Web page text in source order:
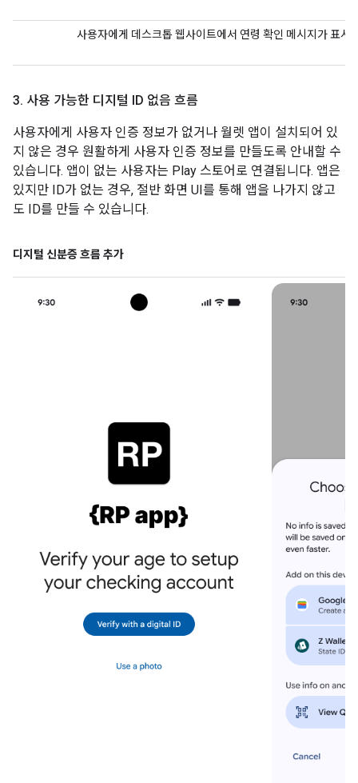
사용자에게 데스크톱 웹사이트에서 연령 확인 메시지가 표시
3. 사용 가능한 디지털 ID 없음 흐름
사용자에게 사용자 인증 정보가 없거나 월렛 앱이 설치되어 있
지 않은 경우 원활하게 사용자 인증 정보를 만들도록 안내할 수
있습니다. 앱이 없는 사용자는 Play 스토어로 연결됩니다. 앱은
있지만 ID가 없는 경우, 절반 화면 UI를 통해 앱을 나가지 않고
도 ID를 만들 수 있습니다.
디지털 신분증 흐름 추가